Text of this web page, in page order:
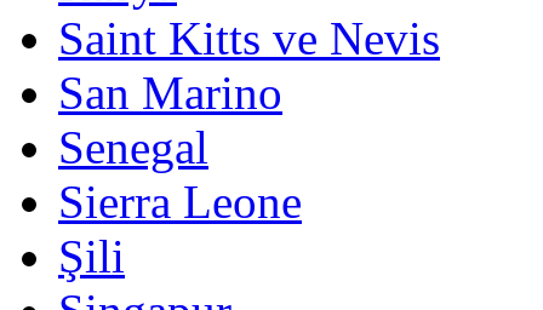
Saint Kitts ve Nevis
San Marino
Senegal
Sierra Leone
Şili